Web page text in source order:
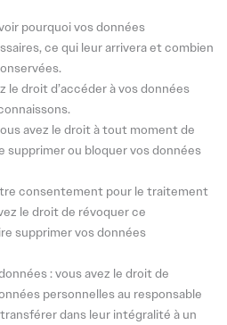
pourquoi vos données
ce qui leur arrivera et combien
le droit d’accéder à vos données
avez le droit à tout moment de
supprimer ou bloquer vos données
consentement pour le traitement
le droit de révoquer ce
supprimer vos données
: vous avez le droit de
personnelles au responsable
dans leur intégralité à un